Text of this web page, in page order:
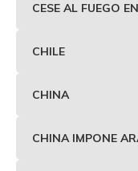
CESE AL FUEGO
CHILE
CHINA
CHINA IMPONE